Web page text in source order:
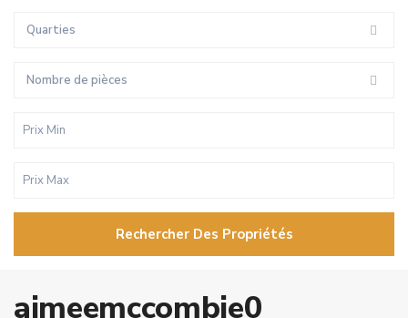
Quarties
Nombre de pièces
Rechercher Des Propriétés
aimeemccombie0